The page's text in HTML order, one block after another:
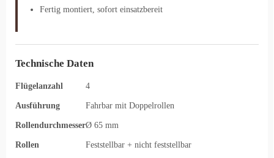
Fertig montiert, sofort einsatzbereit
Technische Daten
Flügelanzahl 4
Ausführung Fahrbar mit Doppelrollen
RollendurchmesserØ 65 mm
Rollen Feststellbar + nicht feststellbar